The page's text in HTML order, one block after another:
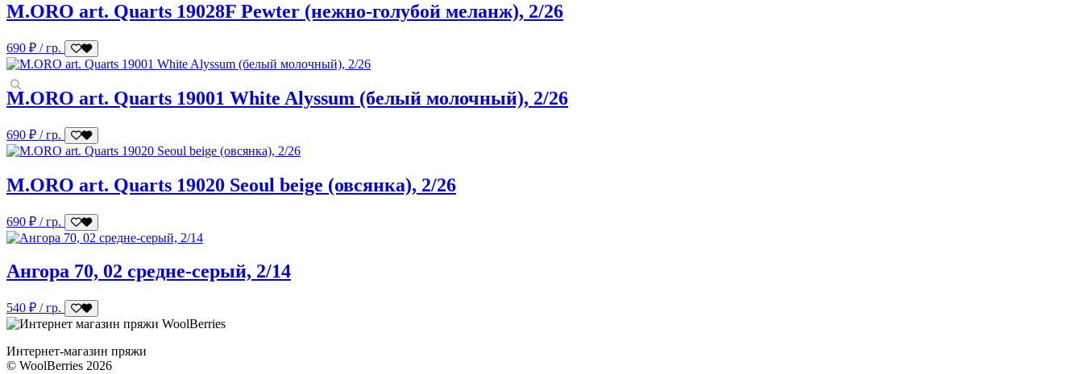
M.ORO art. Quarts 19028F Pewter (нежно-голубой меланж), 2/26
690 ₽ / гр.
M.ORO art. Quarts 19001 White Alyssum (белый молочный), 2/26
690 ₽ / гр.
M.ORO art. Quarts 19020 Seoul beige (овсянка), 2/26
690 ₽ / гр.
Ангора 70, 02 средне-серый, 2/14
540 ₽ / гр.
Интернет-магазин пряжи
© WoolBerries 2026